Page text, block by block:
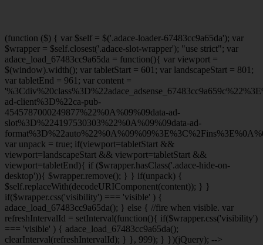
(function ($) { var $self = $('.adace-loader-67483cc9a65da'); var
$wrapper = $self.closest('.adace-slot-wrapper'); "use strict"; var
adace_load_67483cc9a65da = function(){ var viewport =
$(window).width(); var tabletStart = 601; var landscapeStart = 801;
var tabletEnd = 961; var content =
ad-client%3D%22ca-pub-
4545787000249877%22%0A%09%09data-ad-
slot%3D%224197530303%22%0A%09%09data-ad-
var unpack = true; if(viewport=tabletStart &&
viewport=landscapeStart && viewport=tabletStart &&
viewport=tabletEnd){ if ($wrapper.hasClass('.adace-hide-on-
desktop')){ $wrapper.remove(); } } if(unpack) {
$self.replaceWith(decodeURIComponent(content)); } }
if($wrapper.css('visibility') === 'visible' ) {
adace_load_67483cc9a65da(); } else { //fire when visible. var
refreshIntervalId = setInterval(function(){ if($wrapper.css('visibility')
=== 'visible' ) { adace_load_67483cc9a65da();
clearInterval(refreshIntervalId); } }, 999); } })(jQuery); -->